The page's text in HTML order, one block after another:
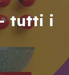
tutti i